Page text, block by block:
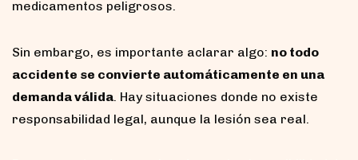
medicamentos peligrosos.
Sin embargo, es importante aclarar algo: no todo
accidente se convierte automáticamente en una
demanda válida . Hay situaciones donde no existe
responsabilidad legal, aunque la lesión sea real.